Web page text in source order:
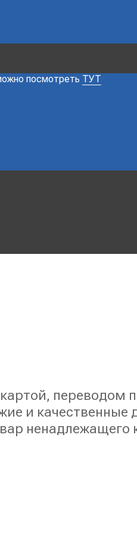
посмотреть ТУТ
переводом
и качественные
ненадлежащего